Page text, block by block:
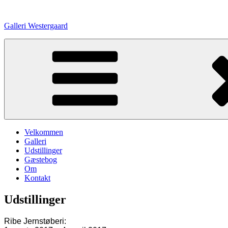
indhold
Galleri Westergaard
Velkommen
Galleri
Udstillinger
Gæstebog
Om
Kontakt
Udstillinger
Ribe Jernstøberi: